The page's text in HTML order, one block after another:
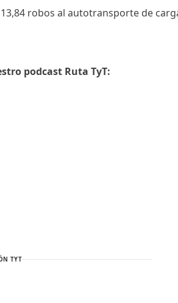
robos al autotransporte de
podcast Ruta TyT:
TYT